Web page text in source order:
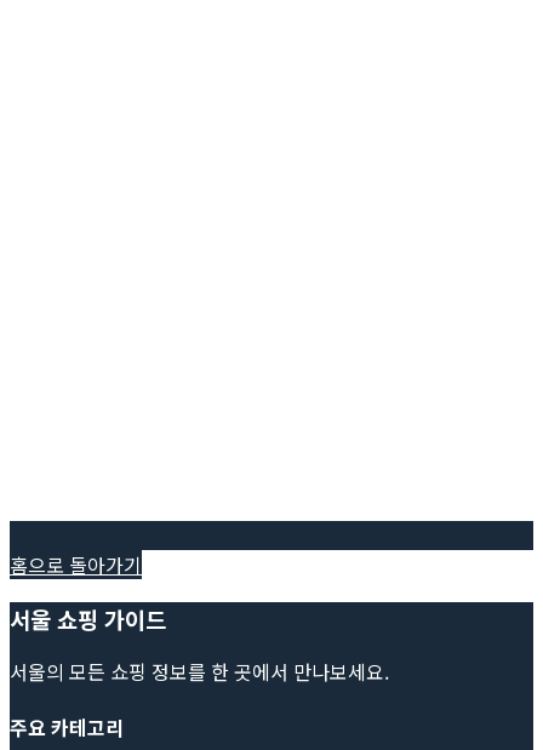
홈으로 돌아가기
서울 쇼핑 가이드
서울의 모든 쇼핑 정보를 한 곳에서 만나보세요.
주요 카테고리